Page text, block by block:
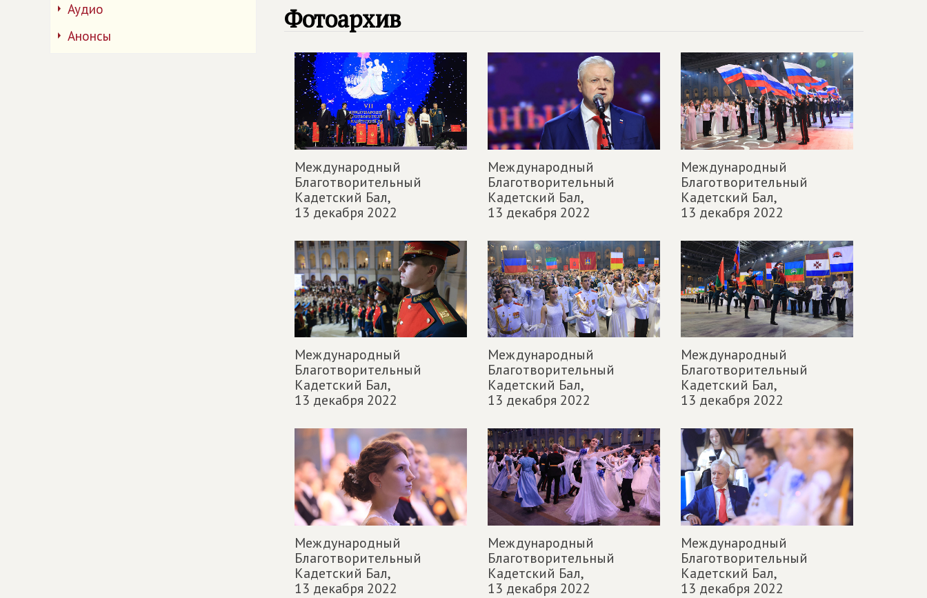
Аудио
Анонсы
Фотоархив
Международный
Благотворительный
Кадетский Бал,
13 декабря 2022
Международный
Благотворительный
Кадетский Бал,
13 декабря 2022
Международный
Благотворительный
Кадетский Бал,
13 декабря 2022
Международный
Благотворительный
Кадетский Бал,
13 декабря 2022
Международный
Благотворительный
Кадетский Бал,
13 декабря 2022
Международный
Благотворительный
Кадетский Бал,
13 декабря 2022
Международный
Благотворительный
Кадетский Бал,
13 декабря 2022
Международный
Благотворительный
Кадетский Бал,
13 декабря 2022
Международный
Благотворительный
Кадетский Бал,
13 декабря 2022